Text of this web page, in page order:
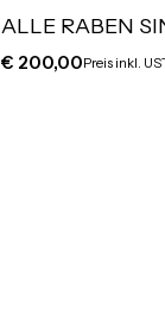
ALLE RABEN
€ 200,00Preis inkl.